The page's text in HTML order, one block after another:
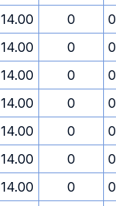
14.00 0
14.00 0
14.00 0
14.00 0
14.00 0
14.00 0
14.00 0